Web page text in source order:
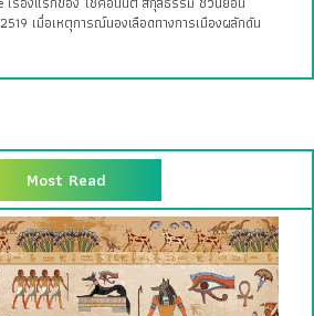
เมื่อเหตุการณ์นองเลือดทางการเมืองผลักดัน
Most Read